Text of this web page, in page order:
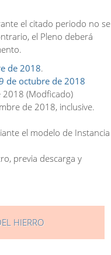
el citado periodo no se
el Pleno deberá
de 2018.
de octubre de 2018
(Modficado)
de 2018, inclusive.
el modelo de Instancia
previa descarga y
HIERRO